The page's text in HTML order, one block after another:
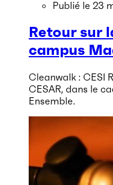
Publié le 23
Retour sur
campus
Cleanwalk : CESI
CESAR, dans le
Ensemble.